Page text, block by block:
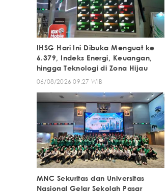
IHSG Hari Ini Dibuka Menguat ke
6.379, Indeks Energi, Keuangan,
hingga Teknologi di Zona Hijau
06/08/2026 09:27 WIB
MNC Sekuritas dan Universitas
Nasional Gelar Sekolah Pasar